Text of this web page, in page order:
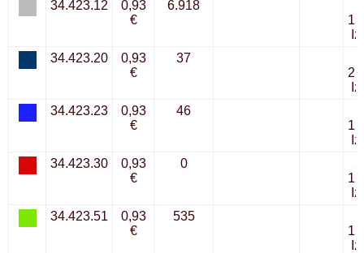
34.423.12
0,93
€
6.918
34.423.20
0,93
€
37
34.423.23
0,93
€
46
34.423.30
0,93
€
0
34.423.51
0,93
€
535